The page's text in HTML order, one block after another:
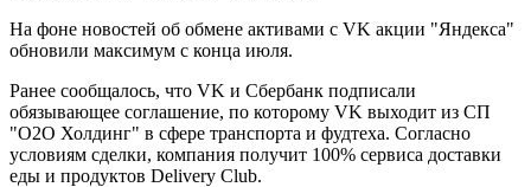
На фоне новостей об обмене активами с VK акции "Яндекса"
обновили максимум с конца июля.
Ранее сообщалось, что VK и Сбербанк подписали
обязывающее соглашение, по которому VK выходит из СП
"О2О Холдинг" в сфере транспорта и фудтеха. Согласно
условиям сделки, компания получит 100% сервиса доставки
еды и продуктов Delivery Club.